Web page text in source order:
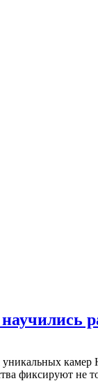
камер
фиксируют не